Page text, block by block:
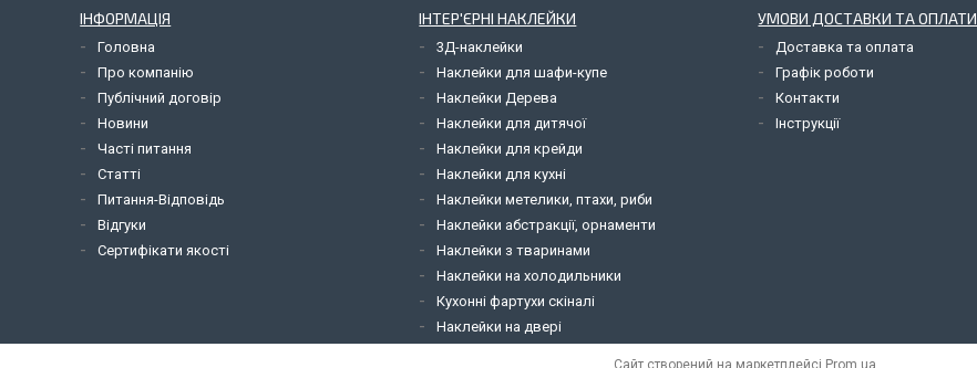
ІНФОРМАЦІЯ
Головна
Про компанію
Публічний договір
Новини
Часті питання
Статті
Питання-Відповідь
Відгуки
Сертифікати якості
ІНТЕР'ЄРНІ НАКЛЕЙКИ
3Д-наклейки
Наклейки для шафи-купе
Наклейки Дерева
Наклейки для дитячої
Наклейки для крейди
Наклейки для кухні
Наклейки метелики, птахи, риби
Наклейки абстракції, орнаменти
Наклейки з тваринами
Наклейки на холодильники
Кухонні фартухи скіналі
Наклейки на двері
УМОВИ ДОСТАВКИ ТА ОПЛАТИ
Доставка та оплата
Графік роботи
Контакти
Інструкції
Сайт створений на маркетплейсі Prom.ua